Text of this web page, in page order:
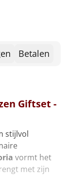
Betalen
Giftset -
stijlvol
vormt het
met zijn